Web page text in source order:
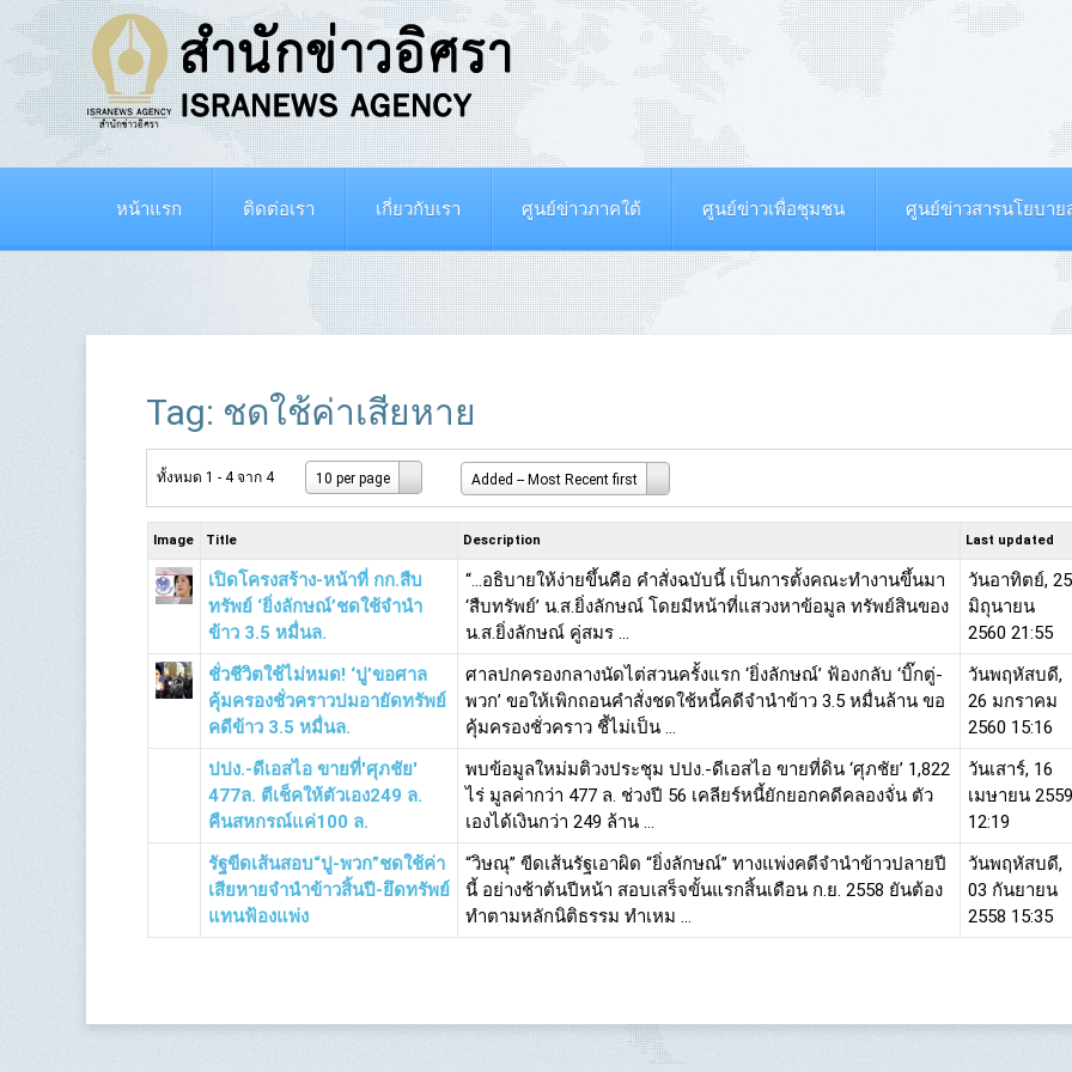
หน้าแรก ติดต่อเรา เกี่ยวกับเรา ศูนย์ข่าวภาคใต้ ศูนย์ข่าวเพื่อชุมชน ศูนย์ข่าวสารนโยบา
Tag: ชดใช้ค่าเสียหาย
ทั้งหมด 1 - 4 จาก 4 10 per page Added -- Most Recent first
Image Title Description Last updated
เปิดโครงสร้าง-หน้าที่ กก.สืบ
ทรัพย์ ‘ยิ่งลักษณ์’ชดใช้จำนำ
ข้าว 3.5 หมื่นล.
“…อธิบายให้ง่ายขึ้นคือ คำสั่งฉบับนี้ เป็นการตั้งคณะทำงานขึ้นมา
‘สืบทรัพย์’ น.ส.ยิ่งลักษณ์ โดยมีหน้าที่แสวงหาข้อมูล ทรัพย์สินของ
น.ส.ยิ่งลักษณ์ คู่สมร ...
วันอาทิตย์, 25
มิถุนายน
2560 21:55
ชั่วชีวิตใช้ไม่หมด! ‘ปู’ขอศาล
คุ้มครองชั่วคราวปมอายัดทรัพย์
คดีข้าว 3.5 หมื่นล.
ศาลปกครองกลางนัดไต่สวนครั้งแรก ‘ยิ่งลักษณ์’ ฟ้องกลับ ‘บิ๊กตู่-
พวก’ ขอให้เพิกถอนคำสั่งชดใช้หนี้คดีจำนำข้าว 3.5 หมื่นล้าน ขอ
คุ้มครองชั่วคราว ชี้ไม่เป็น ...
วันพฤหัสบดี,
26 มกราคม
2560 15:16
ปปง.-ดีเอสไอ ขายที่'ศุภชัย'
477ล. ตีเช็คให้ตัวเอง249 ล.
คืนสหกรณ์แค่100 ล.
พบข้อมูลใหม่มติวงประชุม ปปง.-ดีเอสไอ ขายที่ดิน ‘ศุภชัย’ 1,822
ไร่ มูลค่ากว่า 477 ล. ช่วงปี 56 เคลียร์หนี้ยักยอกคดีคลองจั่น ตัว
เองได้เงินกว่า 249 ล้าน ...
วันเสาร์, 16
เมษายน 2559
12:19
รัฐขีดเส้นสอบ“ปู-พวก”ชดใช้ค่า
เสียหายจำนำข้าวสิ้นปี-ยึดทรัพย์
แทนฟ้องแพ่ง
“วิษณุ” ขีดเส้นรัฐเอาผิด “ยิ่งลักษณ์” ทางแพ่งคดีจำนำข้าวปลายปี
นี้ อย่างช้าต้นปีหน้า สอบเสร็จขั้นแรกสิ้นเดือน ก.ย. 2558 ยันต้อง
ทำตามหลักนิติธรรม ทำเหม ...
วันพฤหัสบดี,
03 กันยายน
2558 15:35